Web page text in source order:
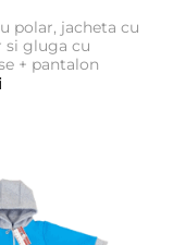
polar, jacheta cu
si gluga cu
+ pantalon